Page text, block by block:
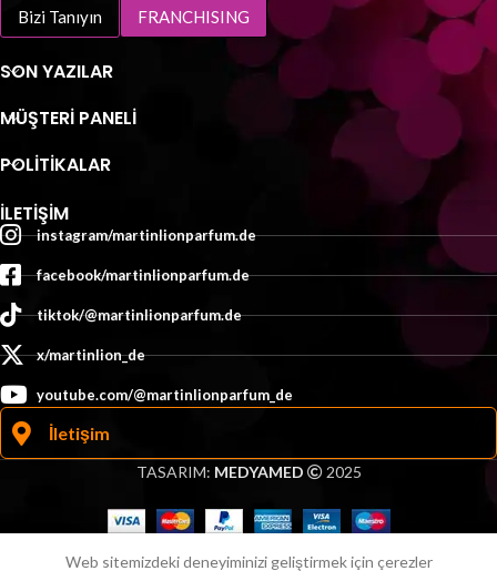
Bizi Tanıyın FRANCHISING
SON YAZILAR
MÜŞTERI PANELI
POLİTİKALAR
İLETIŞIM
instagram/martinlionparfum.de
facebook/martinlionparfum.de
tiktok/@martinlionparfum.de
x/martinlion_de
youtube.com/@martinlionparfum_de
İletişim
TASARIM: MEDYAMED 2025
Web sitemizdeki deneyiminizi geliştirmek için çerezler